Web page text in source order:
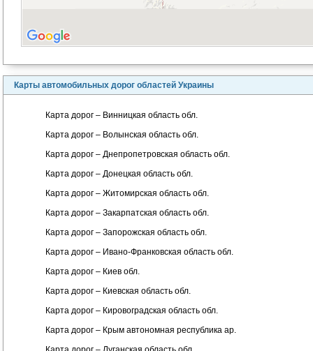
Карты автомобильных дорог областей Украины
Карта дорог – Винницкая область обл.
Карта дорог – Волынская область обл.
Карта дорог – Днепропетровская область обл.
Карта дорог – Донецкая область обл.
Карта дорог – Житомирская область обл.
Карта дорог – Закарпатская область обл.
Карта дорог – Запорожская область обл.
Карта дорог – Ивано-Франковская область обл.
Карта дорог – Киев обл.
Карта дорог – Киевская область обл.
Карта дорог – Кировоградская область обл.
Карта дорог – Крым автономная республика ар.